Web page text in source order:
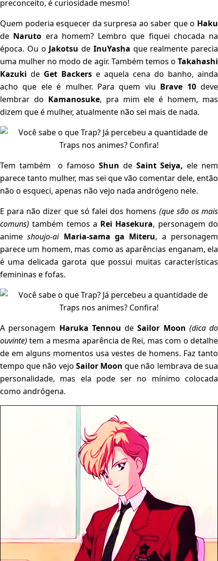
preconceito, é curiosidade mesmo!
Quem poderia esquecer da surpresa ao saber que o Haku
de Naruto era homem? Lembro que fiquei chocada na
época. Ou o Jakotsu de InuYasha que realmente parecia
uma mulher no modo de agir. Também temos o Takahashi
Kazuki de Get Backers e aquela cena do banho, ainda
acho que ele é mulher. Para quem viu Brave 10deve
lembrar do Kamanosuke, pra mim ele é homem, mas
dizem que é mulher, atualmente não sei mais de nada.
Tem também o famoso Shun de Saint Seiya, ele nem
parece tanto mulher, mas sei que vão comentar dele, então
não o esqueci, apenas não vejo nada andrógeno nele.
E para não dizer que só falei dos homens (que são os mais
comuns) também temos a Rei Hasekura, personagem do
animeshoujo-ai Maria-sama ga Miteru, a personagem
parece um homem, mas como as aparências enganam, ela
é uma delicada garota que possui muitas características
femininas e fofas.
A personagem Haruka Tennou deSailor Moon (dica do
ouvinte)tem a mesma aparência de Rei, mas com o detalhe
de em alguns momentos usa vestes de homens. Faz tanto
tempo que não vejo Sailor Moon que não lembrava de sua
personalidade, mas ela pode ser no mínimo colocada
como andrógena.